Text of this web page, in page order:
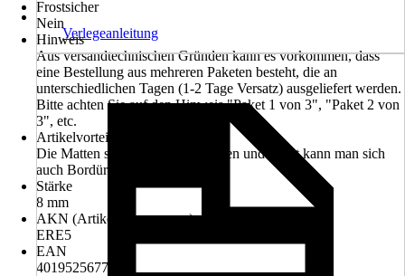
Frostsicher
Nein
Hinweis
Aus versandtechnischen Gründen kann es vorkommen, dass
eine Bestellung aus mehreren Paketen besteht, die an
unterschiedlichen Tagen (1-2 Tage Versatz) ausgeliefert werden.
Bitte achten Sie auf den Hinweis "Paket 1 von 3", "Paket 2 von
3", etc.
Artikelvorteil
Die Matten sind leicht zu schneiden und somit kann man sich
auch Bordüren daraus schneiden.
Stärke
8 mm
AKN (Artikelkurznummer)
ERE5
EAN
4019525677778
Verlegeanleitung